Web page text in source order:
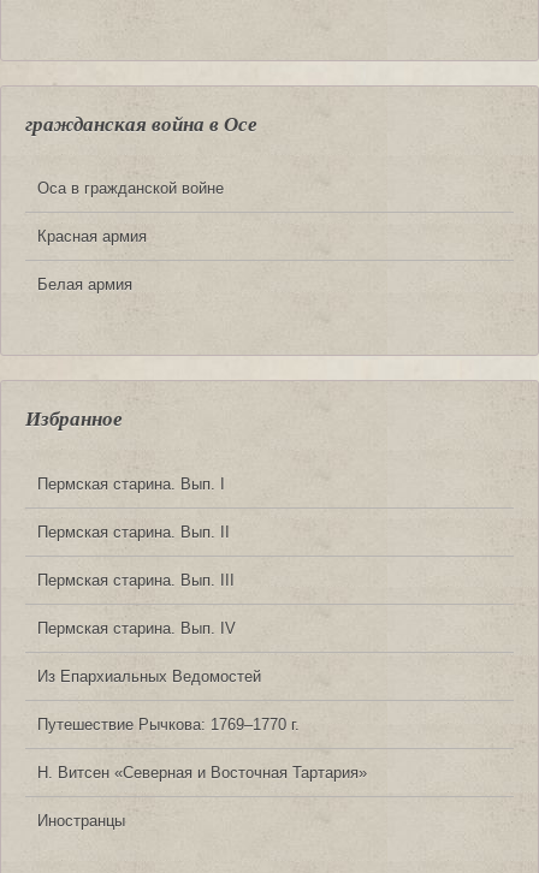
гражданская война в Осе
Оса в гражданской войне
Красная армия
Белая армия
Избранное
Пермская старина. Вып. I
Пермская старина. Вып. II
Пермская старина. Вып. III
Пермская старина. Вып. IV
Из Епархиальных Ведомостей
Путешествие Рычкова: 1769‒1770 г.
Н. Витсен «Северная и Восточная Тартария»
Иностранцы